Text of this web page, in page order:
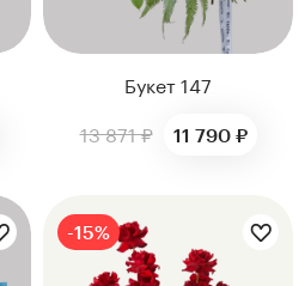
Букет 147
13 871 ₽
11 790 ₽
Цветы букета:
-15%